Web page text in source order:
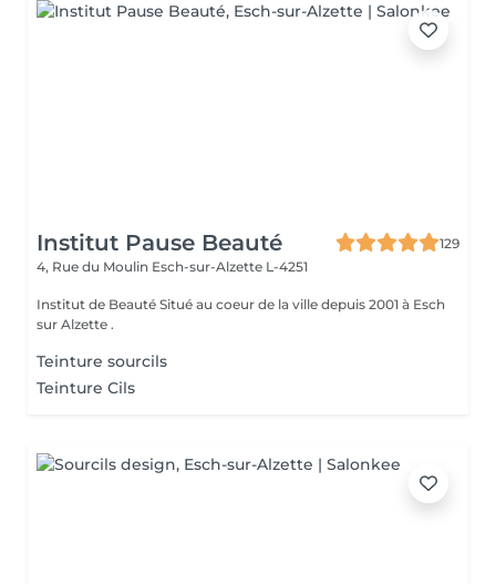
Institut Pause Beauté
129
4, Rue du Moulin Esch-sur-Alzette L-4251
Institut de Beauté Situé au coeur de la ville depuis 2001 à Esch
sur Alzette .
Teinture sourcils
Teinture Cils